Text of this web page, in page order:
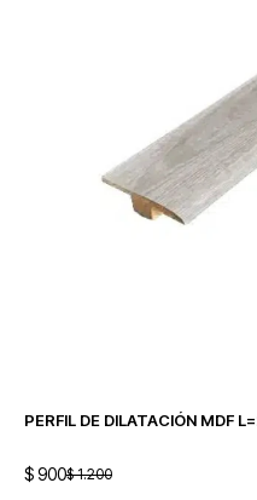
PERFIL DE DILATACIÓN MDF
$900$ 1.200